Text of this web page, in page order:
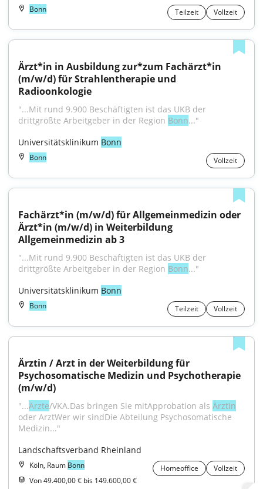
Bonn Teilzeit Vollzeit
Ärzt*in in Ausbildung zur*zum Fachärzt*in
(m/w/d) für Strahlentherapie und
Radioonkologie
"...Mit rund 9.900 Beschäftigten ist das UKB der
drittgrößte Arbeitgeber in der Region Bonn..."
Universitätsklinikum Bonn
Bonn Vollzeit
Fachärzt*in (m/w/d) für Allgemeinmedizin oder
Ärzt*in (m/w/d) in Weiterbildung
Allgemeinmedizin ab 3
"...Mit rund 9.900 Beschäftigten ist das UKB der
drittgrößte Arbeitgeber in der Region Bonn..."
Universitätsklinikum Bonn
Bonn Teilzeit Vollzeit
Ärztin / Arzt in der Weiterbildung für
Psychosomatische Medizin und Psychotherapie
(m/w/d)
"...Ärzte/VKA.Das bringen Sie mitApprobation als Ärztin
oder ArztWer wir sindDie Abteilung Psychosomatische
Medizin..."
Landschaftsverband Rheinland
Köln, Raum Bonn Homeoffice
Vollzeit
Von 49.400,00 € bis 149.600,00 €